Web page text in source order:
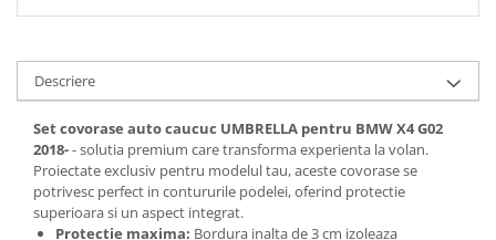
Descriere
Set covorase auto caucuc UMBRELLA pentru BMW X4 G02
2018-- solutia premium care transforma experienta la volan.
Proiectate exclusiv pentru modelul tau, aceste covorase se
potrivesc perfect in contururile podelei, oferind protectie
superioara si un aspect integrat.
Protectie maxima: Bordura inalta de 3 cm izoleaza